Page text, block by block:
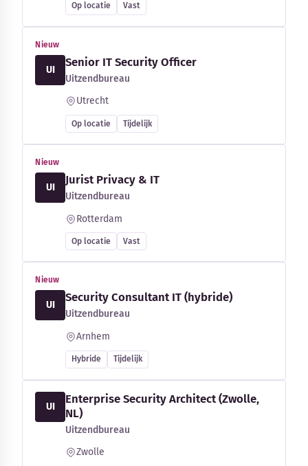
Op locatie Vast
Nieuw
UI
Senior IT Security Officer
Uitzendbureau
Utrecht
Op locatie Tijdelijk
Nieuw
UI
Jurist Privacy & IT
Uitzendbureau
Rotterdam
Op locatie Vast
Nieuw
UI
Security Consultant IT (hybride)
Uitzendbureau
Arnhem
Hybride Tijdelijk
UI
Enterprise Security Architect (Zwolle,
NL)
Uitzendbureau
Zwolle